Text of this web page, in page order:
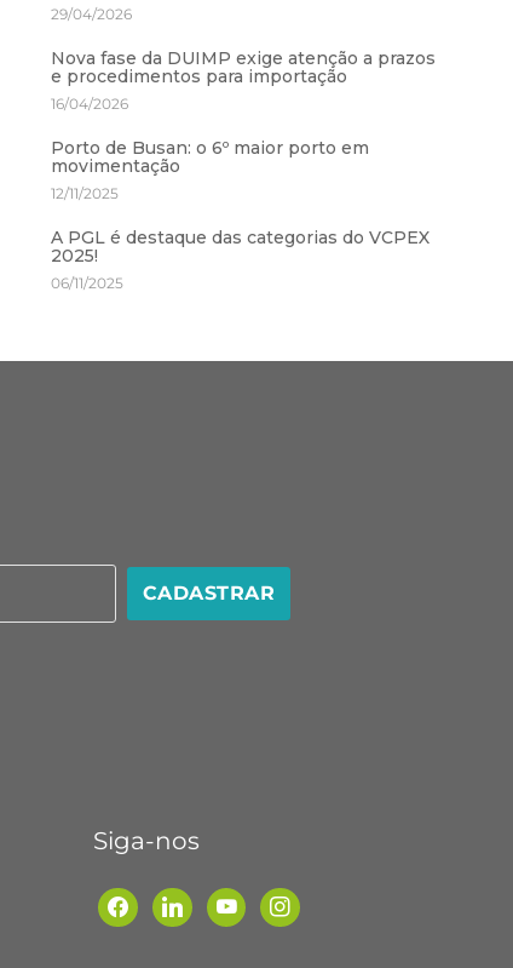
29/04/2026
Nova fase da DUIMP exige atenção a prazos
e procedimentos para importação
16/04/2026
Porto de Busan: o 6º maior porto em
movimentação
12/11/2025
A PGL é destaque das categorias do VCPEX
2025!
06/11/2025
CADASTRAR
Siga-nos